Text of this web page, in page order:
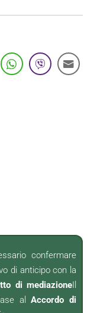
confermare
di anticipo con la
di mediazioneIl
alAccordo di